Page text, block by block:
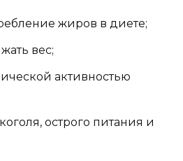
жиров в диете;
вес;
активностью
острого питания и